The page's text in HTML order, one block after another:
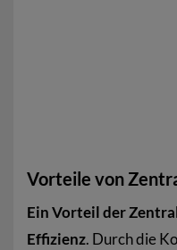
Vorteile von
Ein Vorteil der
Effizienz. Durch die